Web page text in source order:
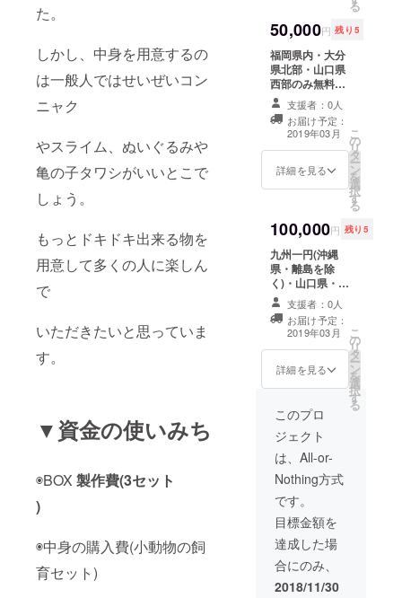
た。
しかし、中身を用意するの
は一般人ではせいぜいコン
ニャク
やスライム、ぬいぐるみや
亀の子タワシがいいとこで
しょう。
もっとドキドキ出来る物を
用意して多くの人に楽しん
で
いただきたいと思っていま
す。
▼資金の使いみち
◉BOX 製作費(3セット
)
◉中身の購入費(小動物の飼
育セット)
る
50,000円 残り5
福岡県内・大分
県北部・山口県
西部のみ無料で
イベント出張致
します。 ※１回
※離島を除く ※3
月以降～
支援者：0人
お届け予定：
2019年03月
詳細を見る
こ
の
リ
タ
ー
ン
を
選
択
す
る
100,000円 残り5
九州一円(沖縄
県・離島を除
く)・山口県・広
島県のみ無料で
イベント出張致
します。 ※離島
を除く ※１回 ※
３月以降～
支援者：0人
お届け予定：
2019年03月
詳細を見る
こ
の
リ
タ
ー
ン
を
選
択
す
る
このプロ
ジェクト
は、All-or-
Nothing方式
です。
目標金額を
達成した場
合にのみ、
2018/11/30